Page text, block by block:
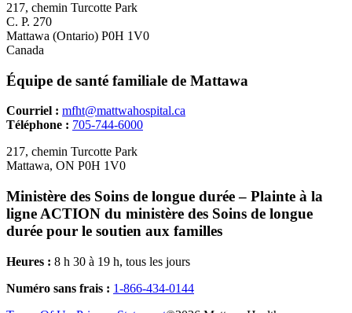
217, chemin Turcotte Park
C. P. 270
Mattawa (Ontario) P0H 1V0
​Canada
Équipe de santé familiale de Mattawa
Courriel : mfht@mattwahospital.ca
Téléphone : 705-744-6000
217, chemin Turcotte Park
Mattawa, ON P0H 1V0
Ministère des Soins de longue durée – Plainte à la
ligne ACTION du ministère des Soins de longue
durée pour le soutien aux familles
Heures : 8 h 30 à 19 h, tous les jours
Numéro sans frais : 1-866-434-0144